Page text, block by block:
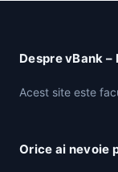
Despre vBank
Acest site este
Orice ai nevoie